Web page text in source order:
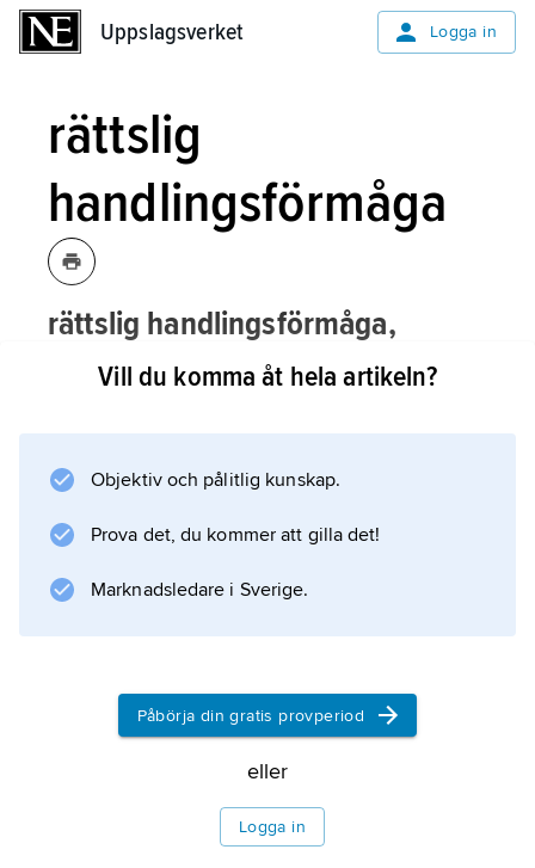
Uppslagsverket Logga in
rättslig
handlingsförmåga
rättslig handlingsförmåga,
rättshabilitet rättshandlingsförmåga
den förmåga som en person kan ha att
ombesörja sina rättsliga
angelägenheter, t.ex. att sluta avtal och
därmed skaffa sig rättigheter och
Information om artikeln
Vill du komma åt hela artikeln?
Objektiv och pålitlig kunskap.
Prova det, du kommer att gilla det!
Marknadsledare i Sverige.
Påbörja din gratis provperiod
eller
Logga in